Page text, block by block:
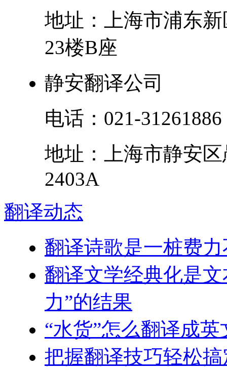
地址：
上海市浦东新
23楼B座
静安翻译公司
电话： 021-31261886
地址：
上海市静安区
2403A
翻译动态
翻译诗歌是一桩费
翻译文学经典化是
力”的结果
“水货”怎么翻译成英
把握翻译技巧轻松